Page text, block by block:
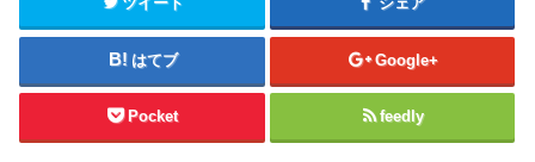
はてブ Google+
Pocket feedly